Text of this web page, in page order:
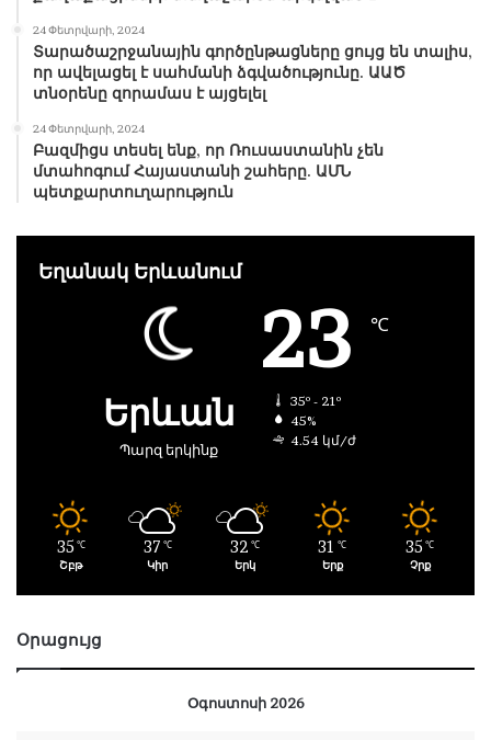
24 Փետրվարի, 2024
Տարածաշրջանային գործընթացները ցույց են տալիս,
որ ավելացել է սահմանի ձգվածությունը. ԱԱԾ
տնօրենը զորամաս է այցելել
24 Փետրվարի, 2024
Բազմիցս տեսել ենք, որ Ռուսաստանին չեն
մտահոգում Հայաստանի շահերը. ԱՄՆ
պետքարտուղարություն
Եղանակ Երևանում
Երևան
Պարզ երկինք
23 ℃
35º - 21º
45%
4.54 կմ/ժ
35 ℃
Շբթ
37 ℃
Կիր
32 ℃
Երկ
31 ℃
Երք
35 ℃
Չրք
Օրացույց
Օգոստոսի 2026